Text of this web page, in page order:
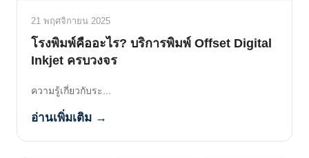
21 พฤศจิกายน 2025
โรงพิมพ์คืออะไร? บริการพิมพ์ Offset Digital
Inkjet ครบวงจร
ความรู้เกี่ยวกับระ...
อ่านเพิ่มเติม →